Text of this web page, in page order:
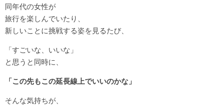
同年代の女性が
旅行を楽しんでいたり、
新しいことに挑戦する姿を見るたび、
「すごいな、いいな」
と思うと同時に、
「この先もこの延長線上でいいのかな」
そんな気持ちが、